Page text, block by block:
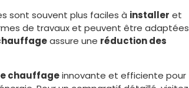
sont souvent plus faciles à installer et
de travaux et peuvent être adaptées
assure une réduction des
chauffageinnovante et efficiente pour